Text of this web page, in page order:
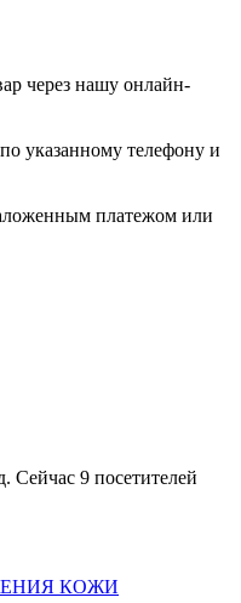
через нашу онлайн-
указанному телефону и
платежом или
. Сейчас 9 посетителей
КОЖИ